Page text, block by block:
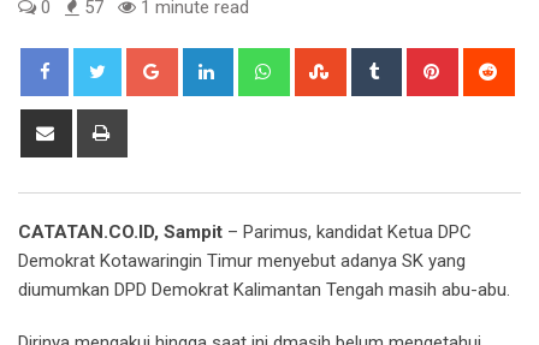
0 57 1 minute read
Google+ LinkedIn WhatsappStumbleUpon
Tumblr Pinterest
Share
CATATAN.CO.ID, Sampit – Parimus, kandidat Ketua DPC
Demokrat Kotawaringin Timur menyebut adanya SK yang
diumumkan DPD Demokrat Kalimantan Tengah masih abu-abu.